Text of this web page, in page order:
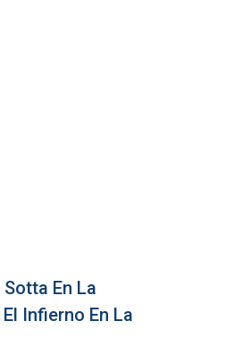
En La
Infierno En La